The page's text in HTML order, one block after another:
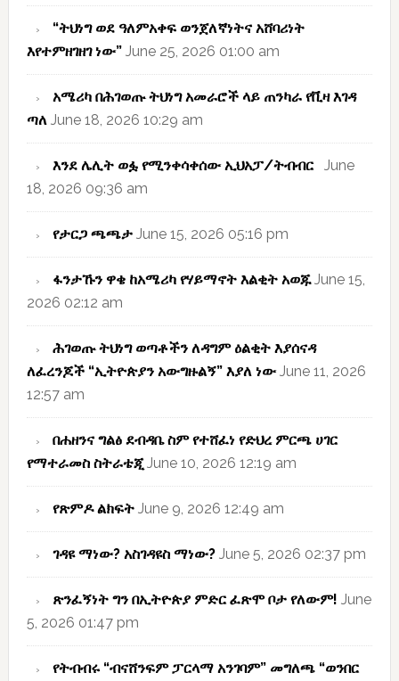
“ትህነግ ወደ ዓለምአቀፍ ወንጀለኛነትና አሸባሪነት
እየተምዘገዘገ ነው” June 25, 2026 01:00 am
አሜሪካ በሕገወጡ ትህነግ አመራሮች ላይ ጠንካራ የቪዛ እገዳ
ጣለ June 18, 2026 10:29 am
እንደ ሌሊት ወፏ የሚንቀሳቀሰው ኢህአፓ/ትብብር June
18, 2026 09:36 am
የታርጋ ጫጫታ June 15, 2026 05:16 pm
ፋንታኹን ዋቄ ከአሜሪካ የሃይማኖት እልቂት አወጁ June 15,
2026 02:12 am
ሕገወጡ ትህነግ ወጣቶችን ለዳግም ዕልቂት እያሰናዳ
ለፈረንጆች “ኢትዮጵያን አውግዙልኝ” እያለ ነው June 11, 2026
12:57 am
በሐዘንና ግልፅ ደብዳቤ ስም የተሸፈነ የድህረ ምርጫ ሀገር
የማተራመስ ስትራቴጂ June 10, 2026 12:19 am
የጽምዶ ልክፍት June 9, 2026 12:49 am
ገዳዩ ማነው? አስገዳዩስ ማነው? June 5, 2026 02:37 pm
ጽንፈኝነት ግን በኢትዮጵያ ምድር ፈጽሞ ቦታ የለውም! June
5, 2026 01:47 pm
የትብብሩ “ብናሸንፍም ፓርላማ አንገባም” መግለጫ “ወንበር